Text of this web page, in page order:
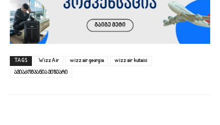
TAGS Wizz Air wizz air georgia
wizz air kutaisi
ავიაკომპანია ვიზეარი